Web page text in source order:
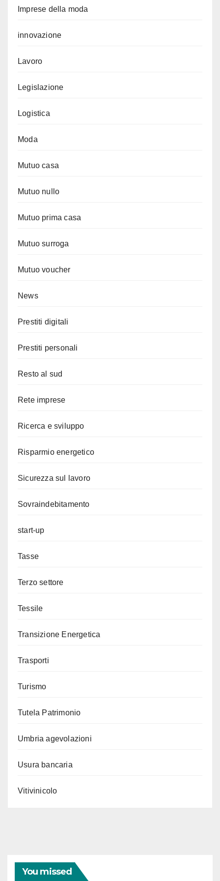
Imprese della moda
innovazione
Lavoro
Legislazione
Logistica
Moda
Mutuo casa
Mutuo nullo
Mutuo prima casa
Mutuo surroga
Mutuo voucher
News
Prestiti digitali
Prestiti personali
Resto al sud
Rete imprese
Ricerca e sviluppo
Risparmio energetico
Sicurezza sul lavoro
Sovraindebitamento
start-up
Tasse
Terzo settore
Tessile
Transizione Energetica
Trasporti
Turismo
Tutela Patrimonio
Umbria agevolazioni
Usura bancaria
Vitivinicolo
You missed